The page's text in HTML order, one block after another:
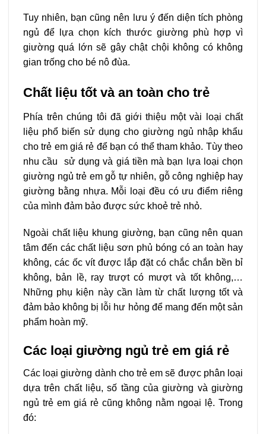
Tuy nhiên, bạn cũng nên lưu ý đến diện tích phòng
ngủ để lựa chọn kích thước giường phù hợp vì
giường quá lớn sẽ gây chật chội không có không
gian trống cho bé nô đùa.
Chất liệu tốt và an toàn cho trẻ
Phía trên chúng tôi đã giới thiệu một vài loại chất
liệu phổ biến sử dụng cho giường ngủ nhập khẩu
cho trẻ em giá rẻ để bạn có thể tham khảo. Tùy theo
nhu cầu sử dụng và giá tiền mà bạn lựa loại chọn
giường ngủ trẻ em gỗ tự nhiên, gỗ công nghiệp hay
giường bằng nhựa. Mỗi loại đều có ưu điểm riêng
của mình đảm bảo được sức khoẻ trẻ nhỏ.
Ngoài chất liệu khung giường, bạn cũng nên quan
tâm đến các chất liệu sơn phủ bóng có an toàn hay
không, các ốc vít được lắp đặt có chắc chắn bền bỉ
không, bản lề, ray trượt có mượt và tốt không,…
Những phụ kiện này cần làm từ chất lượng tốt và
đảm bảo không bị lỗi hư hỏng để mang đến một sản
phẩm hoàn mỹ.
Các loại giường ngủ trẻ em giá rẻ
Các loại giường dành cho trẻ em sẽ được phân loại
dựa trên chất liệu, số tầng của giường và giường
ngủ trẻ em giá rẻ cũng không nằm ngoại lệ. Trong
đó: